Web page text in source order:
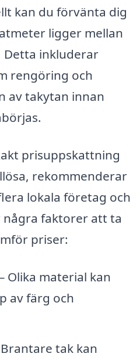
kan du förvänta dig
ligger mellan
Detta inkluderar
rengöring och
av takytan innan
prisuppskattning
rekommenderar
lokala företag och
faktorer att ta
priser:
Olika material kan
av färg och
tak kan